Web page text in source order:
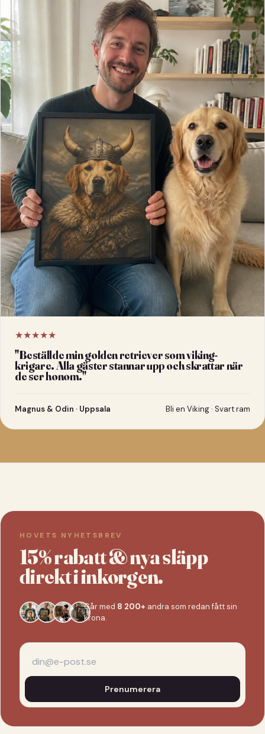
★★★★★
"Beställde min golden retriever som viking-
krigare. Alla gäster stannar upp och skrattar när
de ser honom."
Magnus & Odin · Uppsala Bli en Viking · Svart ram
HOVETS NYHETSBREV
15% rabatt & nya släpp
direkt i inkorgen.
Går med 8 200+ andra som redan fått sin
krona.
Prenumerera